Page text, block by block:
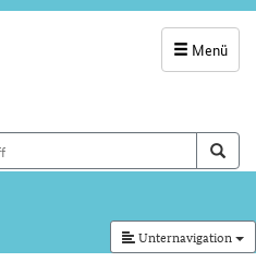
Menü
und
Suchfeld
Unternavigation